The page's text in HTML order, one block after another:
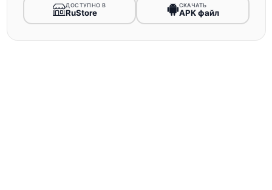
ДОСТУПНО В
RuStore
СКАЧАТЬ
APK файл